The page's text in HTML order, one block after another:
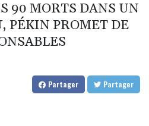
90 MORTS DANS UN
PÉKIN PROMET DE
Partager Partager